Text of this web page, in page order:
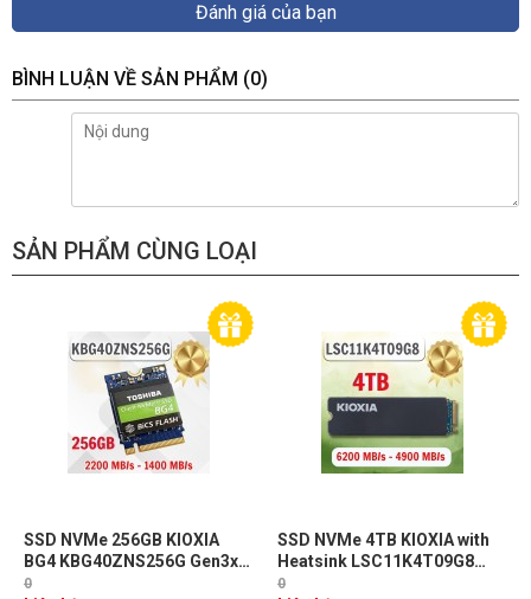
Đánh giá của bạn
BÌNH LUẬN VỀ SẢN PHẨM (0)
SẢN PHẨM CÙNG LOẠI
SSD NVMe 256GB KIOXIA
BG4 KBG40ZNS256G Gen3x4
R2200 W1400. BH 36T [BULK,
0
SSD NVMe 4TB KIOXIA with
Heatsink LSC11K4T09G8
Gen4x4 R6200 W4800. BH
0